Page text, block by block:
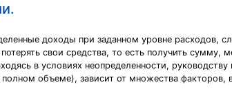
доходы при заданном уровне расходов,
свои средства, то есть получить сумму,
в условиях неопределенности, руководству
объеме), зависит от множества факторов,